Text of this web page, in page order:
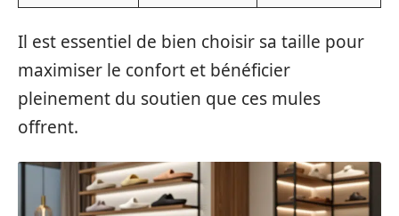
Il est essentiel de bien choisir sa taille pour
maximiser le confort et bénéficier
pleinement du soutien que ces mules
offrent.